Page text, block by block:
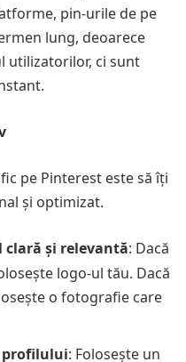
pin-urile de pe
lung, deoarece
utilizatorilor, ci sunt
pe Pinterest este să îți
și optimizat.
clară și relevantă: Dacă
logo-ul tău. Dacă
o fotografie care
profilului: Folosește un